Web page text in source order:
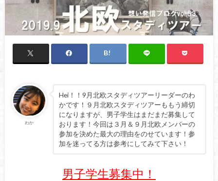
わか
Hei！！9月北欧スタディツアーリーダーのわ
かです！９月北欧スタディツアーももう締切
になりますが、男子学生はまだまだ募集して
おります！今回は３月＆９月北欧メンバーの
参加を決めた最大の理由をのせています！参
加を迷ってる方は参考にしてみて下さい！
男子学生募集中！